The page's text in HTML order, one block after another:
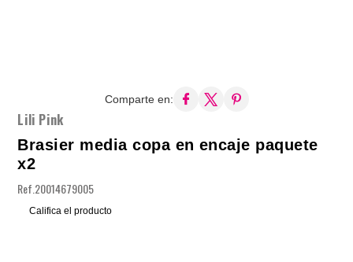
Comparte en:
Lili Pink
Brasier media copa en encaje paquete
x2
Ref. 20014679005
Califica el producto